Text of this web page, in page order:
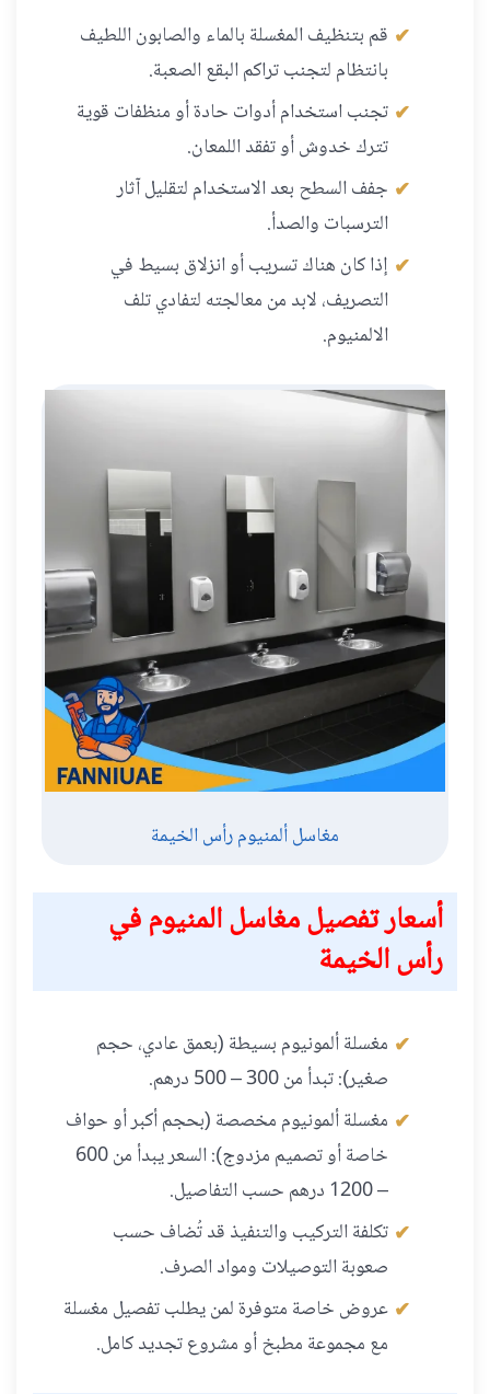
قم بتنظيف المغسلة بالماء والصابون اللطيف
بانتظام لتجنب تراكم البقع الصعبة.
تجنب استخدام أدوات حادة أو منظفات قوية
تترك خدوش أو تفقد اللمعان.
جفف السطح بعد الاستخدام لتقليل آثار
الترسبات والصدأ.
إذا كان هناك تسريب أو انزلاق بسيط في
التصريف، لابد من معالجته لتفادي تلف
الالمنيوم.
مغاسل ألمنيوم رأس الخيمة
أسعار تفصيل مغاسل المنيوم في
رأس الخيمة
مغسلة ألمونيوم بسيطة (بعمق عادي، حجم
صغير): تبدأ من 300 – 500 درهم.
مغسلة ألمونيوم مخصصة (بحجم أكبر أو حواف
خاصة أو تصميم مزدوج): السعر يبدأ من 600
– 1200 درهم حسب التفاصيل.
تكلفة التركيب والتنفيذ قد تُضاف حسب
صعوبة التوصيلات ومواد الصرف.
عروض خاصة متوفرة لمن يطلب تفصيل مغسلة
مع مجموعة مطبخ أو مشروع تجديد كامل.